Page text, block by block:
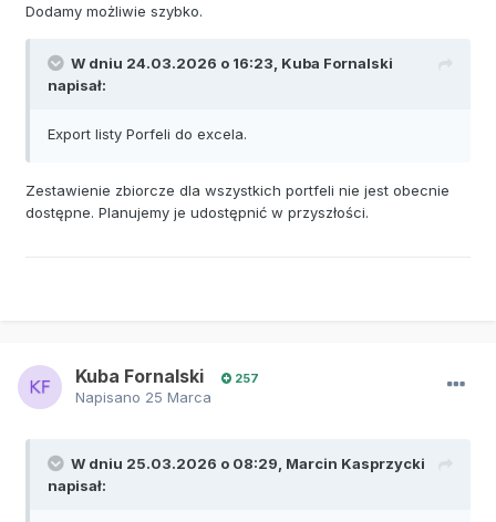
Dodamy możliwie szybko.
W dniu 24.03.2026 o 16:23, Kuba Fornalski
napisał:
Export listy Porfeli do excela.
Zestawienie zbiorcze dla wszystkich portfeli nie jest obecnie
dostępne. Planujemy je udostępnić w przyszłości.
Kuba Fornalski 257
Napisano 25 Marca
W dniu 25.03.2026 o 08:29, Marcin Kasprzycki
napisał: